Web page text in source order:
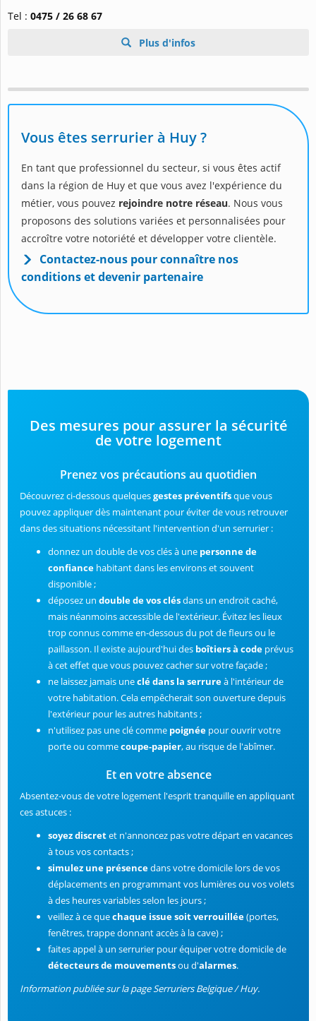
Tel : 0475 / 26 68 67
Plus d'infos
Vous êtes serrurier à Huy ?
En tant que professionnel du secteur, si vous êtes actif
dans la région de Huy et que vous avez l'expérience du
métier, vous pouvez rejoindre notre réseau. Nous vous
proposons des solutions variées et personnalisées pour
accroître votre notoriété et développer votre clientèle.
Contactez-nous pour connaître nos
conditions et devenir partenaire
Des mesures pour assurer la sécurité
de votre logement
Prenez vos précautions au quotidien
Découvrez ci-dessous quelquesgestes préventifsque vous
pouvez appliquer dès maintenant pour éviter de vous retrouver
dans des situations nécessitant l'intervention d'un serrurier :
donnez un double de vos clés à une personne de
confiance habitant dans les environs et souvent
disponible ;
déposez un double de vos clésdans un endroit caché,
mais néanmoins accessible de l'extérieur. Évitez les lieux
trop connus comme en-dessous du pot de fleurs ou le
paillasson. Il existe aujourd'hui des boîtiers à code prévus
à cet effet que vous pouvez cacher sur votre façade ;
ne laissez jamais uneclé dans la serrureà l'intérieur de
votre habitation. Cela empêcherait son ouverture depuis
l'extérieur pour les autres habitants ;
n'utilisez pas une clé comme poignée pour ouvrir votre
porte ou commecoupe-papier, au risque de l'abîmer.
Et en votre absence
Absentez-vous de votre logement l'esprit tranquille en appliquant
ces astuces :
soyez discretet n'annoncez pas votre départ en vacances
à tous vos contacts ;
simulez une présencedans votre domicile lors de vos
déplacements en programmant vos lumières ou vos volets
à des heures variables selon les jours ;
veillez à ce quechaque issue soit verrouillée(portes,
fenêtres, trappe donnant accès à la cave) ;
faites appel à un serrurier pour équiper votre domicile de
détecteurs de mouvementsou d'alarmes.
Information publiée sur la page Serruriers Belgique / Huy.